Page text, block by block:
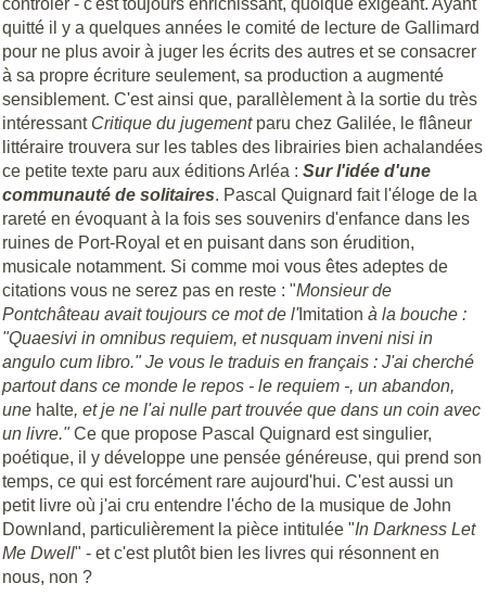
contrôler - c'est toujours enrichissant, quoique exigeant. Ayant
quitté il y a quelques années le comité de lecture de Gallimard
pour ne plus avoir à juger les écrits des autres et se consacrer
à sa propre écriture seulement, sa production a augmenté
sensiblement. C'est ainsi que, parallèlement à la sortie du très
intéressant Critique du jugementparu chez Galilée, le flâneur
littéraire trouvera sur les tables des librairies bien achalandées
ce petite texte paru aux éditions Arléa : Sur l'idée d'une
communauté de solitaires. Pascal Quignard fait l'éloge de la
rareté en évoquant à la fois ses souvenirs d'enfance dans les
ruines de Port-Royal et en puisant dans son érudition,
musicale notamment. Si comme moi vous êtes adeptes de
citations vous ne serez pas en reste : "Monsieur de
Pontchâteau avait toujours ce mot de l'Imitation à la bouche :
"Quaesivi in omnibus requiem, et nusquam inveni nisi in
angulo cum libro." Je vous le traduis en français : J'ai cherché
partout dans ce monde le repos - le requiem -, un abandon,
une halte, et je ne l'ai nulle part trouvée que dans un coin avec
un livre."Ce que propose Pascal Quignard est singulier,
poétique, il y développe une pensée généreuse, qui prend son
temps, ce qui est forcément rare aujourd'hui. C'est aussi un
petit livre où j'ai cru entendre l'écho de la musique de John
Downland, particulièrement la pièce intitulée "In Darkness Let
Me Dwell" - et c'est plutôt bien les livres qui résonnent en
nous, non ?